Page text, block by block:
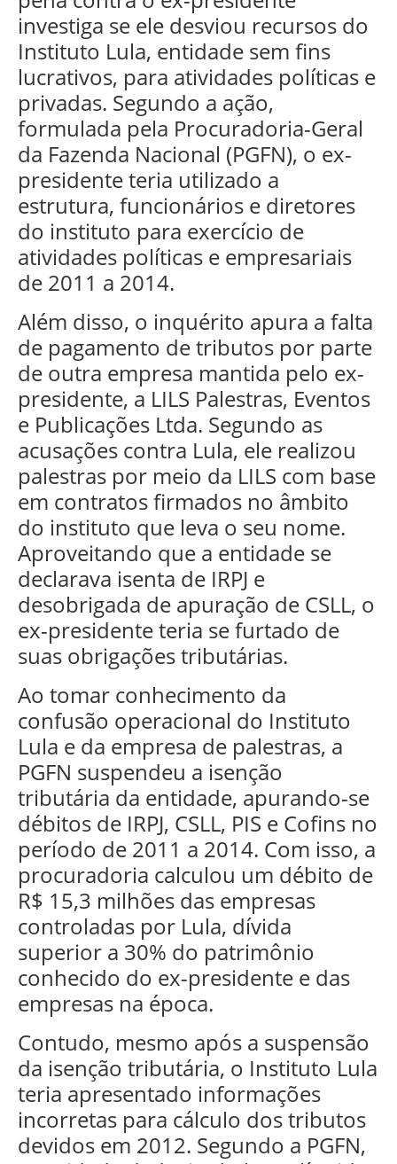
investiga se ele desviou recursos do
Instituto Lula, entidade sem fins
lucrativos, para atividades políticas e
privadas. Segundo a ação,
formulada pela Procuradoria-Geral
da Fazenda Nacional (PGFN), o ex-
presidente teria utilizado a
estrutura, funcionários e diretores
do instituto para exercício de
atividades políticas e empresariais
de 2011 a 2014.
Além disso, o inquérito apura a falta
de pagamento de tributos por parte
de outra empresa mantida pelo ex-
presidente, a LILS Palestras, Eventos
e Publicações Ltda. Segundo as
acusações contra Lula, ele realizou
palestras por meio da LILS com base
em contratos firmados no âmbito
do instituto que leva o seu nome.
Aproveitando que a entidade se
declarava isenta de IRPJ e
desobrigada de apuração de CSLL, o
ex-presidente teria se furtado de
suas obrigações tributárias.
Ao tomar conhecimento da
confusão operacional do Instituto
Lula e da empresa de palestras, a
PGFN suspendeu a isenção
tributária da entidade, apurando-se
débitos de IRPJ, CSLL, PIS e Cofins no
período de 2011 a 2014. Com isso, a
procuradoria calculou um débito de
R$ 15,3 milhões das empresas
controladas por Lula, dívida
superior a 30% do patrimônio
conhecido do ex-presidente e das
empresas na época.
Contudo, mesmo após a suspensão
da isenção tributária, o Instituto Lula
teria apresentado informações
incorretas para cálculo dos tributos
devidos em 2012. Segundo a PGFN,